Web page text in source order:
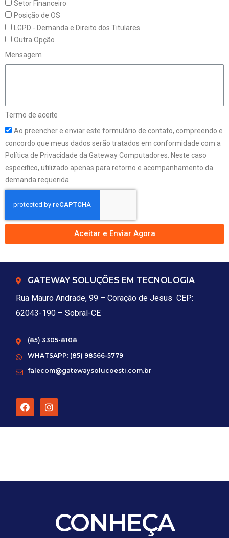
Setor Financeiro
Posição de OS
LGPD - Demanda e Direito dos Titulares
Outra Opção
Mensagem
Termo de aceite
Ao preencher e enviar este formulário de contato, compreendo e
concordo que meus dados serão tratados em conformidade com a
Política de Privacidade da Gateway Computadores. Neste caso
especifico, utilizado apenas para retorno e acompanhamento da
demanda requerida.
Aceitar e Enviar Agora
GATEWAY SOLUÇÕES EM TECNOLOGIA
Rua Mauro Andrade, 99 – Coração de Jesus CEP:
62043-190 – Sobral-CE
(85) 3305-8108
WHATSAPP: (85) 98566-5779
falecom@gatewaysolucoesti.com.br
CONHEÇA